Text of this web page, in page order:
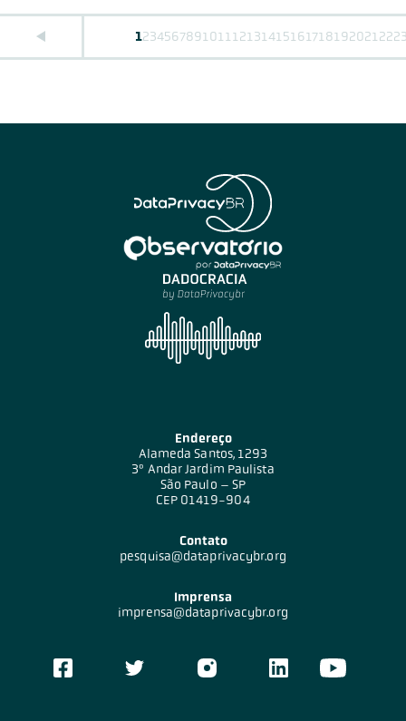
12345678910111213141516171819202122
Endereço
Alameda Santos, 1293
3º Andar Jardim Paulista
São Paulo – SP
CEP 01419-904
Contato
pesquisa@dataprivacybr.org
Imprensa
imprensa@dataprivacybr.org